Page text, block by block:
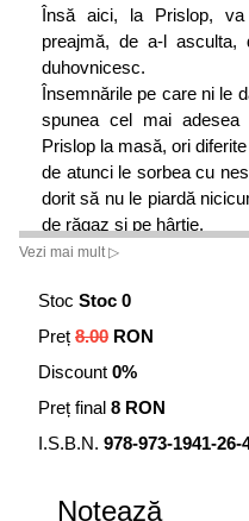
Însă aici, la Prislop,
preajmă, de a-l
duhovnicesc.
Însemnările pe care ni le
spunea cel mai adesea
Prislop la masă, ori
de atunci le sorbea cu
dorit să nu le piardă
de răgaz și pe hârtie.
Vezi mai mult ▷
Stoc Stoc 0
Preț 8.00 RON
Discount 0%
Preț final 8 RON
I.S.B.N. 978-973-1941-26-
Notează